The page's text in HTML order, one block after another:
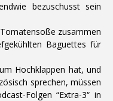
bezuschusst sein
zusammen
Baguettes für
Hochklappen hat, und
sprechen, müssen
Folgen “Extra-3“ in